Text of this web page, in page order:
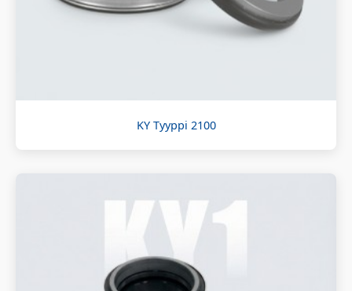
KY Tyyppi 2100